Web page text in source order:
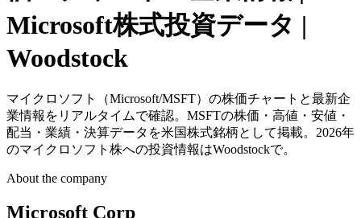
Microsoft株式投資データ |
Woodstock
マイクロソフト（Microsoft/MSFT）の株価チャートと最新企
業情報をリアルタイムで確認。MSFTの株価・高値・安値・
配当・業績・決算データを米国株式銘柄として掲載。2026年
のマイクロソフト株への投資情報はWoodstockで。
About the company
Microsoft Corp